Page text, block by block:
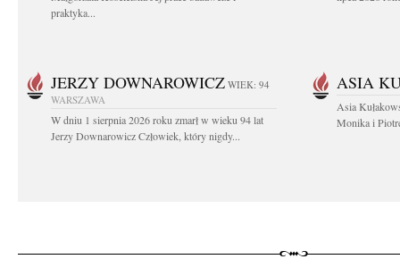
praktyka...
JERZY DOWNAROWICZ WIEK: 94
WARSZAWA
W dniu 1 sierpnia 2026 roku zmarł w wieku 94 lat
Jerzy Downarowicz Człowiek, który nigdy...
ASIA
Asia
Monika i